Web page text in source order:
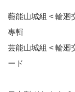
藝能山城組 < 輪廻
專輯
芸能山城組 < 輪廻
ード